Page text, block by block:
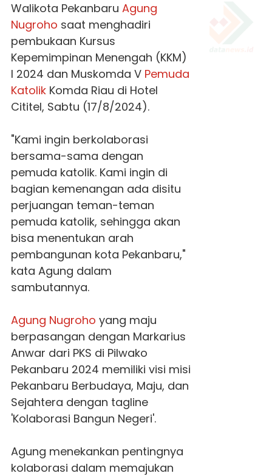
Walikota Pekanbaru Agung
Nugroho saat menghadiri
pembukaan Kursus
Kepemimpinan Menengah (KKM)
I 2024 dan Muskomda V Pemuda
KatolikKomda Riau di Hotel
Cititel, Sabtu (17/8/2024).
"Kami ingin berkolaborasi
bersama-sama dengan
pemuda katolik. Kami ingin di
bagian kemenangan ada disitu
perjuangan teman-teman
pemuda katolik, sehingga akan
bisa menentukan arah
pembangunan kota Pekanbaru,"
kata Agung dalam
sambutannya.
Agung Nugroho yang maju
berpasangan dengan Markarius
Anwar dari PKS di Pilwako
Pekanbaru 2024 memiliki visi misi
Pekanbaru Berbudaya, Maju, dan
Sejahtera dengan tagline
'Kolaborasi Bangun Negeri'.
Agung menekankan pentingnya
kolaborasi dalam memajukan